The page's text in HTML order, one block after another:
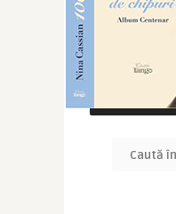
CAUTĂ ÎN SITE